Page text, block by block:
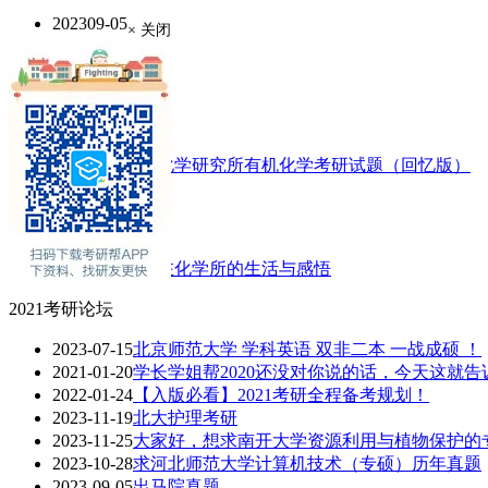
202309-05
出马院真题
考研资料
考研真题
2010年中科院化学研究所有机化学考研试题（回忆版）
考研经验
考研问答
走进中科大：在化学所的生活与感悟
2021考研论坛
2023-07-15北京师范大学 学科英语 双非二本 一战成硕 ！
2021-01-20学长学姐帮2020还没对你说的话，今天这就告
2022-01-24 【入版必看】2021考研全程备考规划！
2023-11-19北大护理考研
2023-11-25大家好，想求南开大学资源利用与植物保护的
2023-10-28求河北师范大学计算机技术（专硕）历年真题
× 关闭